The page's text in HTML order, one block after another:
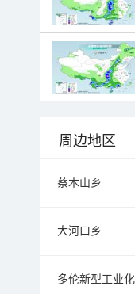
周边地区
蔡木山乡
大河口乡